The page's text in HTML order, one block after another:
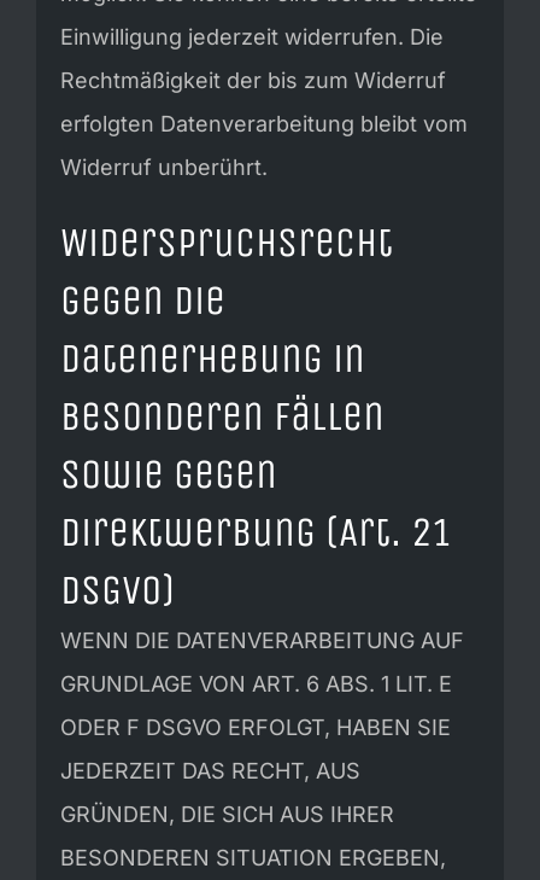
Einwilligung jederzeit widerrufen. Die
Rechtmäßigkeit der bis zum Widerruf
erfolgten Datenverarbeitung bleibt vom
Widerruf unberührt.
Widerspruchsrecht
gegen die
Datenerhebung in
besonderen Fällen
sowie gegen
Direktwerbung (Art. 21
DSGVO)
WENN DIE DATENVERARBEITUNG AUF
GRUNDLAGE VON ART. 6 ABS. 1 LIT. E
ODER F DSGVO ERFOLGT, HABEN SIE
JEDERZEIT DAS RECHT, AUS
GRÜNDEN, DIE SICH AUS IHRER
BESONDEREN SITUATION ERGEBEN,